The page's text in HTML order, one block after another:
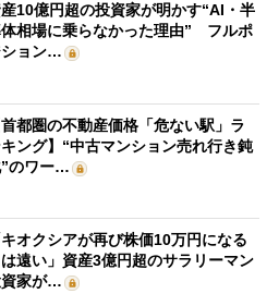
10億円超の投資家が明かす“AI・半
相場に乗らなかった理由” フルポ
ション…
首都圏の不動産価格「危ない駅」ラ
ング】“中古マンション売れ行き鈍
のワー…
キオクシアが再び株価10万円になる
は遠い」資産3億円超のサラリーマン
家が…